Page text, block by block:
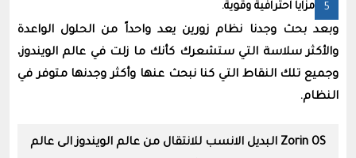
مزايا احترافية وقوية.
وبعد بحث وجدنا نظام زورين يعد واحداً من الحلول الواعدة
والأكثر سلاسة التي ستشعرك كأنك ما زلت في عالم الويندوز،
وجميع تلك النقاط التي كنا نبحث عنها وأكثر وجدنها متوفر في
النظام.
Zorin OS البديل الانسب للانتقال من عالم الويندوز الى عالم